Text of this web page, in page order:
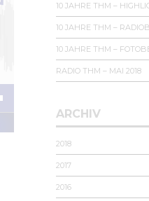
10 JAHRE THM –
10 JAHRE THM –
10 JAHRE THM –
RADIO THM – MAI 2018
ARCHIV
2018
2017
2016